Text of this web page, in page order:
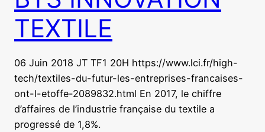
TEXTILE
06 Juin 2018 JT TF1 20H https://www.lci.fr/high-
tech/textiles-du-futur-les-entreprises-francaises-
ont-l-etoffe-2089832.html En 2017, le chiffre
d’affaires de l’industrie française du textile a
progressé de 1,8%.